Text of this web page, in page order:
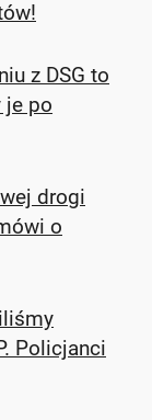
z DSG to
je po
drogi
o
Policjanci